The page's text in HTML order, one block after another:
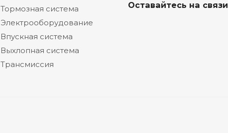
Тормозная система
Электрооборудование
Впускная система
Выхлопная система
Трансмиссия
Оставайтесь на связи